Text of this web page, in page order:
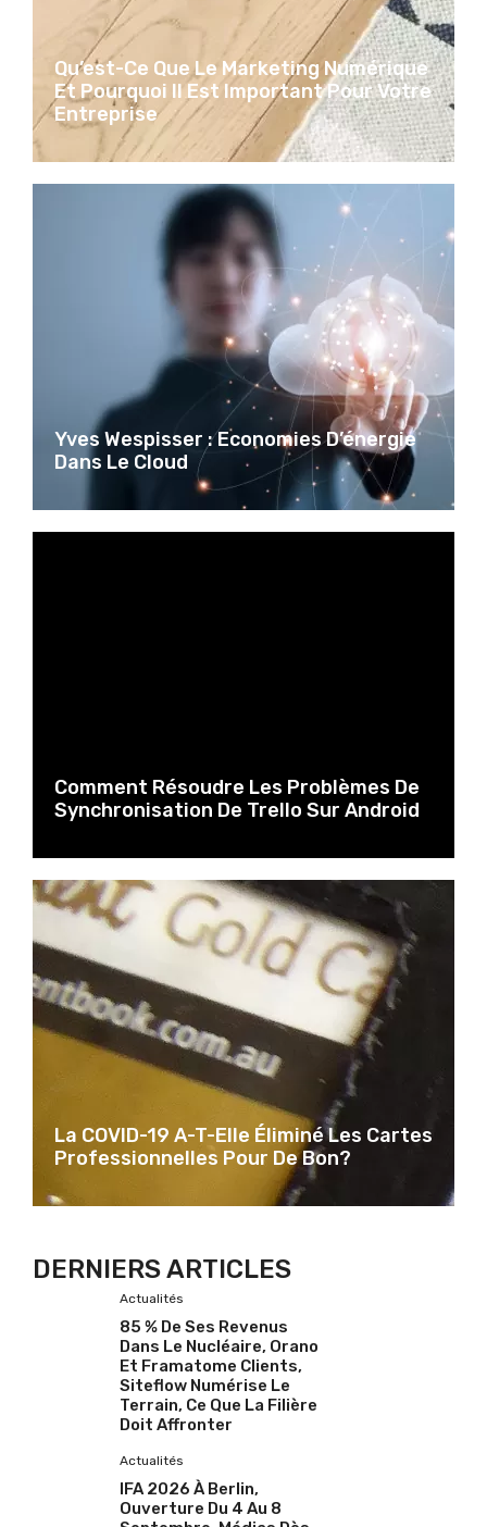
Qu’est-Ce Que Le Marketing Numérique
Et Pourquoi Il Est Important Pour Votre
Entreprise
Yves Wespisser : Economies D’énergie
Dans Le Cloud
Comment Résoudre Les Problèmes De
Synchronisation De Trello Sur Android
La COVID-19 A-T-Elle Éliminé Les Cartes
Professionnelles Pour De Bon?
DERNIERS ARTICLES
Actualités
85 % De Ses Revenus
Dans Le Nucléaire, Orano
Et Framatome Clients,
Siteflow Numérise Le
Terrain, Ce Que La Filière
Doit Affronter
Actualités
IFA 2026 À Berlin,
Ouverture Du 4 Au 8